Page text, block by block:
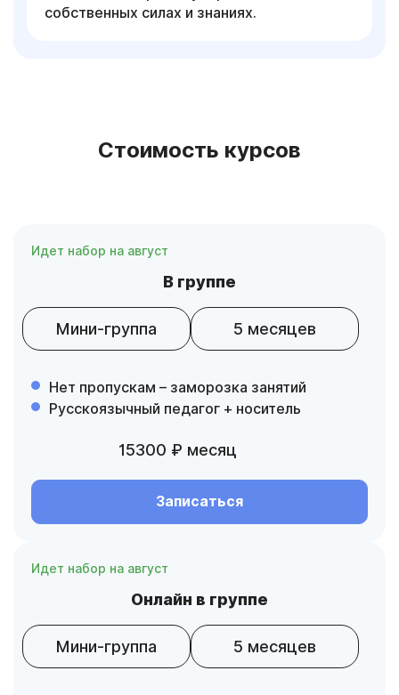
собственных силах и знаниях.
Стоимость курсов
В группе
Идет набор на август
Мини-группа 5 месяцев
Нет пропускам – заморозка занятий
Русскоязычный педагог + носитель
15300 ₽ месяц
Записаться
Онлайн в группе
Идет набор на август
Мини-группа 5 месяцев